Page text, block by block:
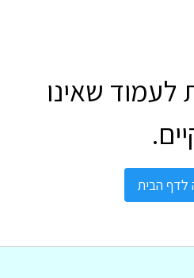
שאינו
לדף הבית